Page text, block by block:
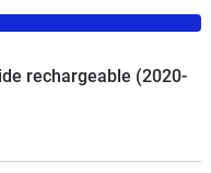
rechargeable (2020-